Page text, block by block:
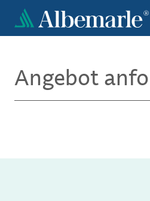
Direkt
zum
Inhalt
Angebot